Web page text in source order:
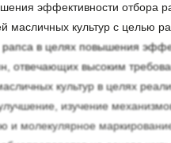
эффективности отбора
масличных культур с
в целях повышения
отвечающих высоким
культур в целях
изучение
и молекулярное